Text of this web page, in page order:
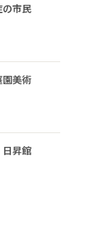
市民
美術
昇館